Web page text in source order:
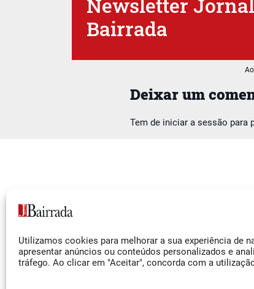
Utilizamos cookies para melhorar a sua experiência de
apresentar anúncios ou conteúdos personalizados e
tráfego. Ao clicar em "Aceitar", concorda com a
Deixar um
Tem de iniciar a sessão para
Bairrada
Facebook
Instagram